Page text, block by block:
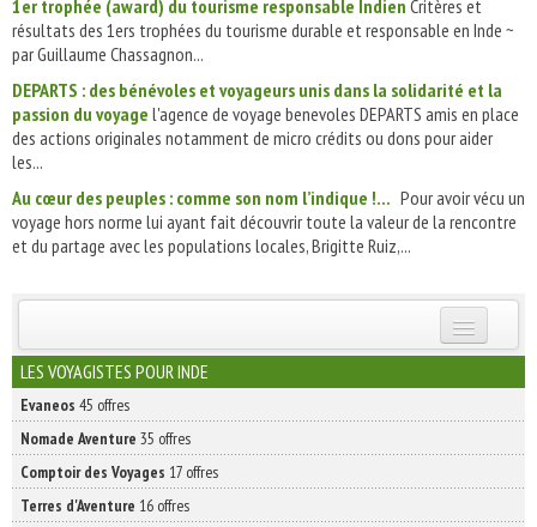
1er trophée (award) du tourisme responsable Indien Critères et
résultats des 1ers trophées du tourisme durable et responsable en Inde ~
par Guillaume Chassagnon...
DEPARTS : des bénévoles et voyageurs unis dans la solidarité et la
passion du voyage l'agence de voyage benevoles DEPARTS amis en place
des actions originales notamment de micro crédits ou dons pour aider
les...
Au cœur des peuples : comme son nom l’indique !... Pour avoir vécu un
voyage hors norme lui ayant fait découvrir toute la valeur de la rencontre
et du partage avec les populations locales, Brigitte Ruiz,...
INSCRIVEZ-VOUS | ABONNEZ-VOUS
LES VOYAGISTES POUR INDE
Evaneos 45 offres
Nomade Aventure 35 offres
Comptoir des Voyages 17 offres
Terres d'Aventure 16 offres